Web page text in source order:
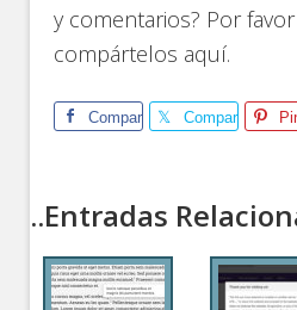
y comentarios? Por
compártelos aquí.
Comparte Comparte
..Entradas